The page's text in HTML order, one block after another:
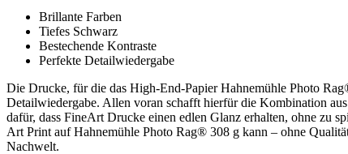
Brillante Farben
Tiefes Schwarz
Bestechende Kontraste
Perfekte Detailwiedergabe
Die Drucke, für die das High-End-Papier Hahnemühle Photo
Detailwiedergabe. Allen voran schafft hierfür die Kombination
dafür, dass FineArt Drucke einen edlen Glanz erhalten, ohne zu
Art Print auf Hahnemühle Photo Rag® 308 g kann – ohne
Nachwelt.